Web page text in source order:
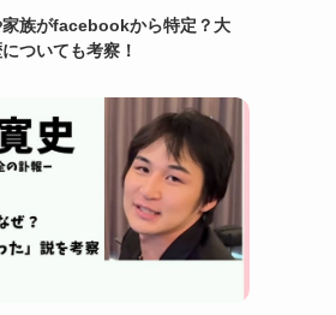
族がfacebookから特定？大
ついても考察！